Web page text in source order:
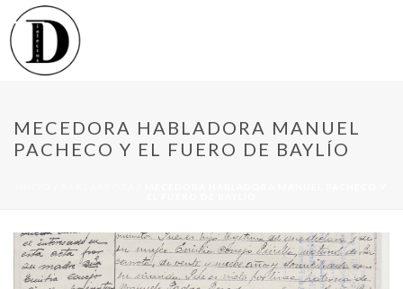
MECEDORA HABLADORA MANUEL
PACHECO Y EL FUERO DE BAYLÍO